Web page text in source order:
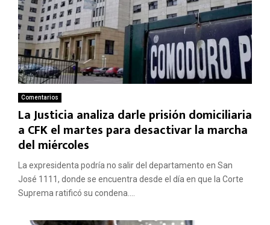
Comentarios
La Justicia analiza darle prisión domiciliaria
a CFK el martes para desactivar la marcha
del miércoles
La expresidenta podría no salir del departamento en San
José 1111, donde se encuentra desde el día en que la Corte
Suprema ratificó su condena....